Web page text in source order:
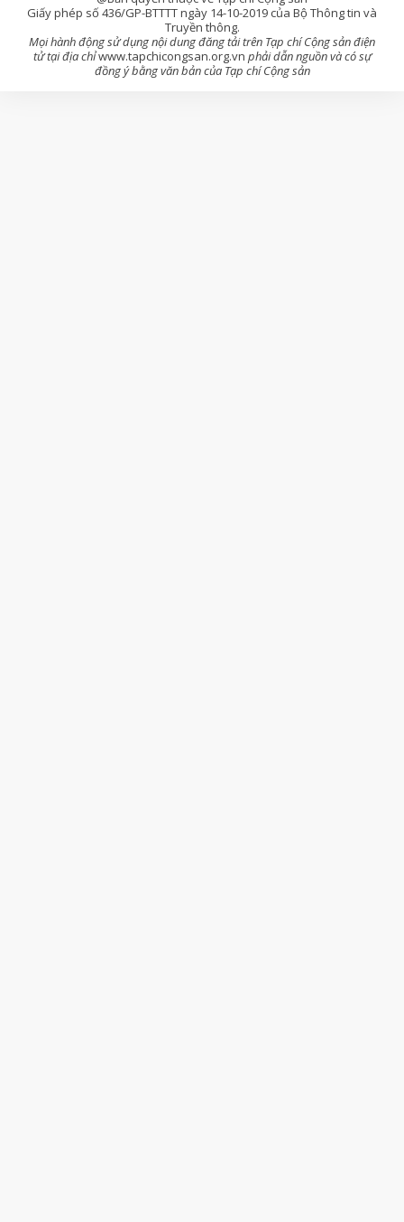
Giấy phép số 436/GP-BTTTT ngày 14-10-2019 của Bộ Thông tin và
Truyền thông.
Mọi hành động sử dụng nội dung đăng tải trên Tạp chí Cộng sản điện
tử tại địa chỉwww.tapchicongsan.org.vn phải dẫn nguồn và có sự
đồng ý bằng văn bản của Tạp chí Cộng sản